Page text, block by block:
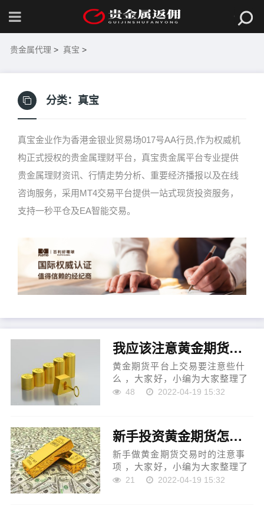
贵金属代理 > 真宝 >
分类： 真宝
真宝金业作为香港金银业贸易场017号AA行员,作为权威机
构正式授权的贵金属理财平台，真宝贵金属平台专业提供
贵金属理财资讯、行情走势分析、重要经济播报以及在线
咨询服务，采用MT4交易平台提供一站式现货投资服务，
支持一秒平仓及EA智能交易。
我应该注意黄金期货平台怎么样？（黄金期货平台上交易要注意些什么）
黄金期货平台上交易要注意些什
么 ，大家好，小编为大家整理了
关于黄金期货平台上交易要注意
方网站、纽约商品交易所...
48 2022-04-19 15:32
新手投资黄金期货怎么避免亏损（新手做黄金期货交易时的注意事项）
新手做黄金期货交易时的注意事
项 ，大家好，小编为大家整理了
关于新手做黄金期货交易时的注
21 2022-04-19 15:32